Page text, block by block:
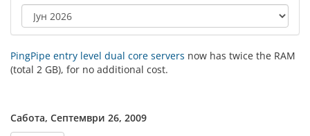
PingPipe entry level dual core servers now has twice the RAM
(total 2 GB), for no additional cost.
Сабота, Септември 26, 2009